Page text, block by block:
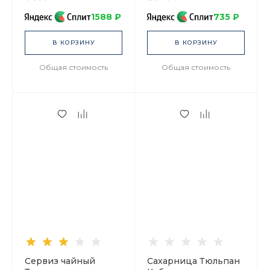
1588 ₽
В КОРЗИНУ
Общая стоимость
735 ₽
В КОРЗИНУ
Общая стоимость
Сервиз чайный
Сахарница Тюльпан